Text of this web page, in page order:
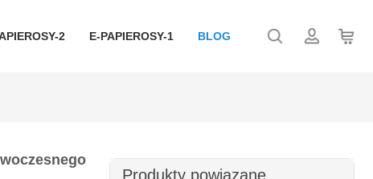
2 E-PAPIEROSY-1 BLOG
Produkty powiązane